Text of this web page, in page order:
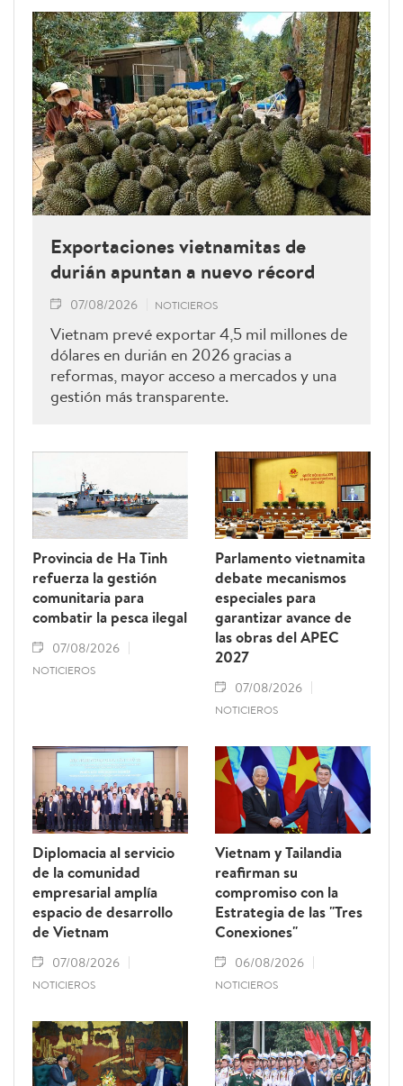
Exportaciones vietnamitas de
durián apuntan a nuevo récord
07/08/2026 NOTICIEROS
Vietnam prevé exportar 4,5 mil millones de
dólares en durián en 2026 gracias a
reformas, mayor acceso a mercados y una
gestión más transparente.
Provincia de Ha Tinh
refuerza la gestión
comunitaria para
combatir la pesca ilegal
07/08/2026
NOTICIEROS
Parlamento vietnamita
debate mecanismos
especiales para
garantizar avance de
las obras del APEC
2027
07/08/2026
NOTICIEROS
Diplomacia al servicio
de la comunidad
empresarial amplía
espacio de desarrollo
de Vietnam
07/08/2026
NOTICIEROS
Vietnam y Tailandia
reafirman su
compromiso con la
Estrategia de las "Tres
Conexiones"
06/08/2026
NOTICIEROS